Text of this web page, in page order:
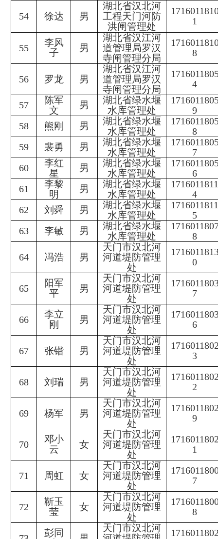
54 徐达 男
湖北省汉北河
工程天门河防
洪闸管理处
1
55
李风
子
男
湖北省汉江河
道管理局罗汉
寺闸管理分局
8
56 罗龙 男
湖北省汉江河
道管理局罗汉
寺闸管理分局
4
57
陈军
文
男
湖北省绿水堰
水库管理处
9
58
熊刚 男
湖北省绿水堰
水库管理处
8
59
裴勇 男
湖北省绿水堰
水库管理处
7
60
李红
星
男
湖北省绿水堰
水库管理处
6
61
李黎
明
男
湖北省绿水堰
水库管理处
1716011811
4
62
刘舜 男
湖北省绿水堰
水库管理处
1716011811
5
63
李敏 男
湖北省绿水堰
水库管理处
8
64
冯浩 男
天门市汉北河
河道堤防管理
处
0
65
阳军
平
男
天门市汉北河
河道堤防管理
处
7
66
李立
刚
男
天门市汉北河
河道堤防管理
处
6
67 张锴 男
天门市汉北河
河道堤防管理
处
3
68 刘瑞 男
天门市汉北河
河道堤防管理
处
2
69 杨军 男
天门市汉北河
河道堤防管理
处
9
70
邓小
云
女
天门市汉北河
河道堤防管理
处
1
71 周虹 女
天门市汉北河
河道堤防管理
处
7
72
靳玉
莹
女
天门市汉北河
河道堤防管理
处
8
彭同
天门市汉北河